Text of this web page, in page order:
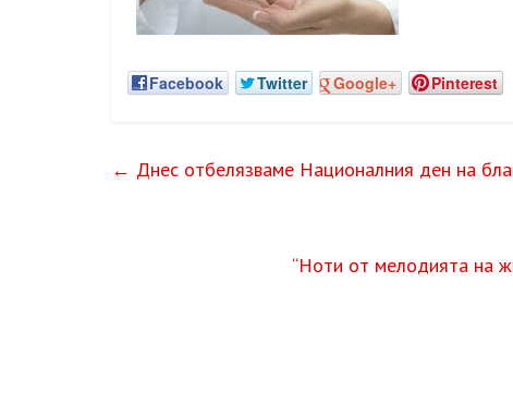
Facebook Twitter Google+ Pinterest
← Днес отбелязваме Националния ден на
“Ноти от мелодията на